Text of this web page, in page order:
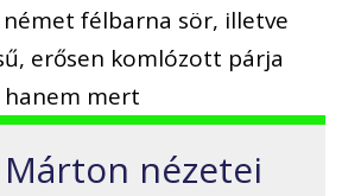
félbarna sör, illetve
erősen komlózott párja
mert
nézetei